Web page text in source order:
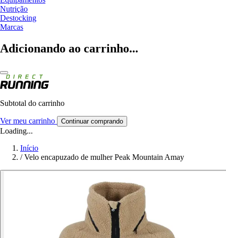
Nutrição
Destocking
Marcas
Adicionando ao carrinho...
Subtotal do carrinho
Ver meu carrinho Continuar comprando
Loading...
Início
/ Velo encapuzado de mulher Peak Mountain Amay